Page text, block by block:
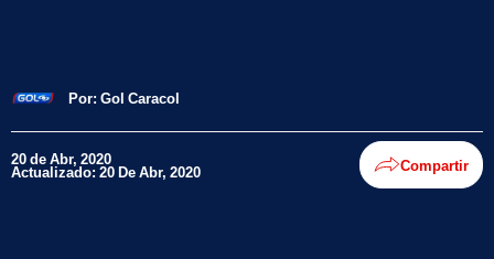
Por: Gol Caracol
20 de Abr, 2020
Actualizado: 20 De Abr, 2020 Compartir